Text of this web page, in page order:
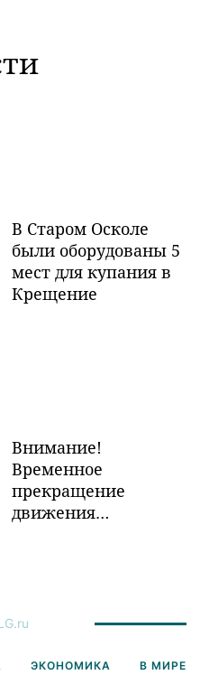
В Старом Осколе
были оборудованы 5
мест для купания в
Крещение
Внимание!
Временное
прекращение
движения
ЭКОНОМИКА В МИРЕ